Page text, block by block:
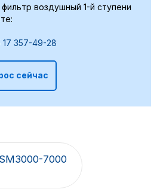
воздушный 1-й ступени
17 357-49-28
сейчас
7000